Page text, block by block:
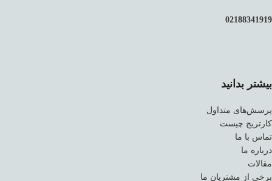
02188341919
بیشتر بدانید
پرسش‌های متداول
کارتریج چیست
تماس با ما
درباره ما
مقالات
برخی از مشتریان ما